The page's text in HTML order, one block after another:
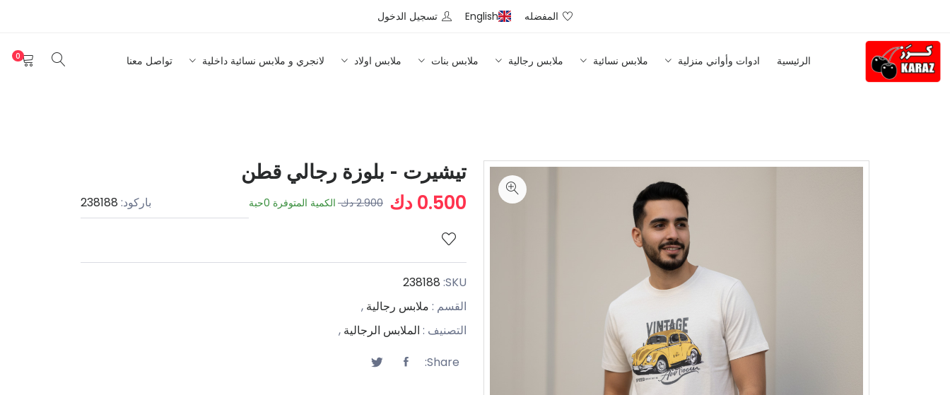
المفضله English تسجيل الدخول
الرئيسية ادوات وأواني منزلية ملابس نسائية ملابس رجالية ملابس بنات ملابس اولاد لانجري و ملابس نسائية داخلية تواصل معنا 0
تيشيرت - بلوزة رجالي قطن
0.500 دك 2.900 دك الكمية المتوفرة 0حبة باركود: 238188
SKU:
238188
القسم : ملابس رجالية ,
التصنيف : الملابس الرجالية ,
Share: